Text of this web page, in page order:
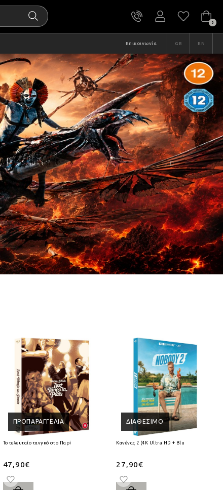
0
Επικοινωνία GR EN
ΠΡΟΠΑΡΑΓΓΕΛΊΑ
Το τελευταίο τανγκό στο Παρίσι 4K Ultra HD + Blu-Ray
47,90€
ΔΙΑΘΈΣΙΜΟ
Κανένας 2 (4K Ultra HD + Blu-ray)
27,90€